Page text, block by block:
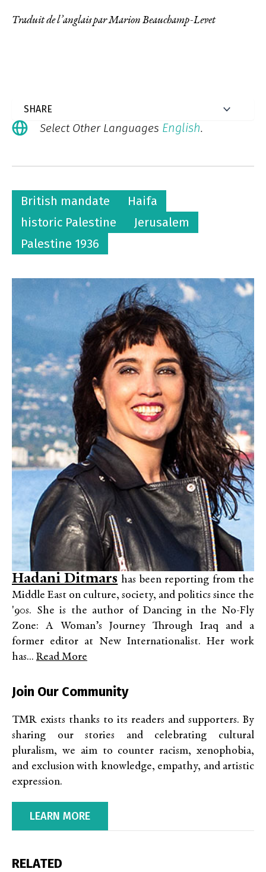
Traduit de l’anglais par Marion Beauchamp-Levet
Select Other Languages English.
British mandate
Haifa
historic Palestine
Jerusalem
Palestine 1936
Hadani Ditmars has been reporting from the
Middle East on culture, society, and politics since the
'90s. She is the author of Dancing in the No-Fly
Zone: A Woman’s Journey Through Iraq and a
former editor at New Internationalist. Her work
has... Read More
Join Our Community
TMR exists thanks to its readers and supporters. By
sharing our stories and celebrating cultural
pluralism, we aim to counter racism, xenophobia,
and exclusion with knowledge, empathy, and artistic
expression.
LEARN MORE
RELATED